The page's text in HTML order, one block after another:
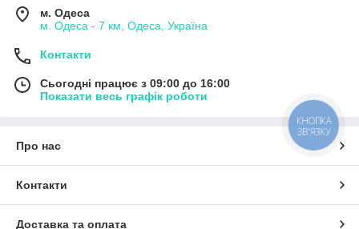
м. Одеса
м. Одеса - 7 км, Одеса, Україна
Контакти
Сьогодні працює з 09:00 до 16:00
Показати весь графік роботи
Про нас
Контакти
Доставка та оплата
КНОПКА
ЗВ'ЯЗКУ